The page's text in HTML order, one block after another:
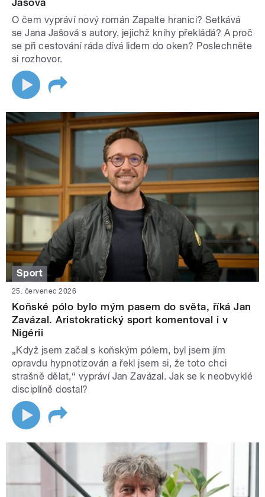
Jašová
O čem vypráví nový román Zapalte hranici? Setkává
se Jana Jašová s autory, jejichž knihy překládá? A proč
se při cestování ráda dívá lidem do oken? Poslechněte
si rozhovor.
Sport
25. červenec 2026
Koňské pólo bylo mým pasem do světa, říká Jan
Zavázal. Aristokratický sport komentoval i v
Nigérii
„Když jsem začal s koňským pólem, byl jsem jím
opravdu hypnotizován a řekl jsem si, že toto chci
strašně dělat,“ vypráví Jan Zavázal. Jak se k neobvyklé
disciplíně dostal?